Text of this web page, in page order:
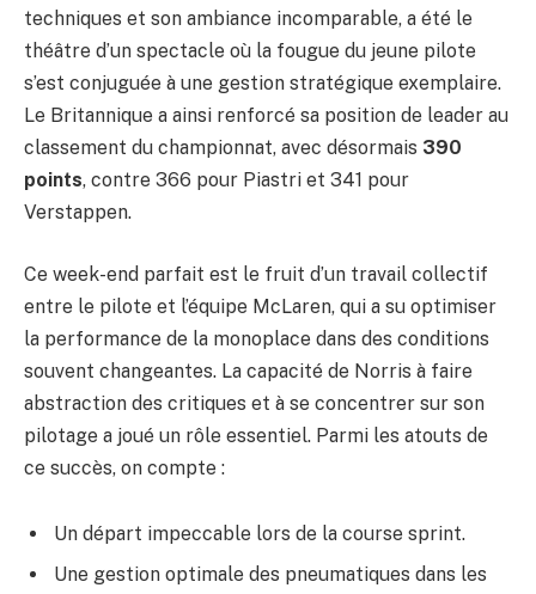
techniques et son ambiance incomparable, a été le
théâtre d’un spectacle où la fougue du jeune pilote
s’est conjuguée à une gestion stratégique exemplaire.
Le Britannique a ainsi renforcé sa position de leader au
classement du championnat, avec désormais 390
points, contre 366 pour Piastri et 341 pour
Verstappen.
Ce week-end parfait est le fruit d’un travail collectif
entre le pilote et l’équipe McLaren, qui a su optimiser
la performance de la monoplace dans des conditions
souvent changeantes. La capacité de Norris à faire
abstraction des critiques et à se concentrer sur son
pilotage a joué un rôle essentiel. Parmi les atouts de
ce succès, on compte :
Un départ impeccable lors de la course sprint.
Une gestion optimale des pneumatiques dans les